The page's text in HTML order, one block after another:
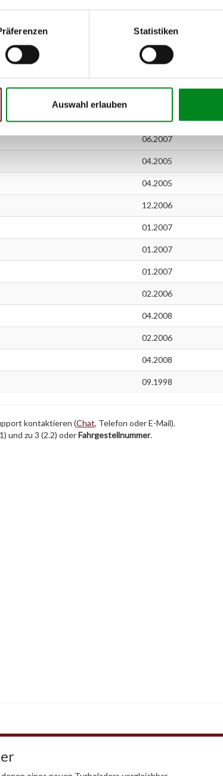
Statistiken
Auswahl erlauben
02.2005
01.2005
06.2007
04.2005
04.2005
12.2006
01.2007
01.2007
01.2007
02.2006
04.2008
02.2006
04.2008
09.1998
kontaktieren (Chat, Telefon oder E-Mail).
und zu 3 (2.2) oderFahrgestellnummer.